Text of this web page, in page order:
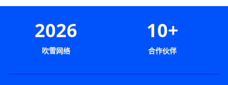
2026
吹雪网络
10+
合作伙伴